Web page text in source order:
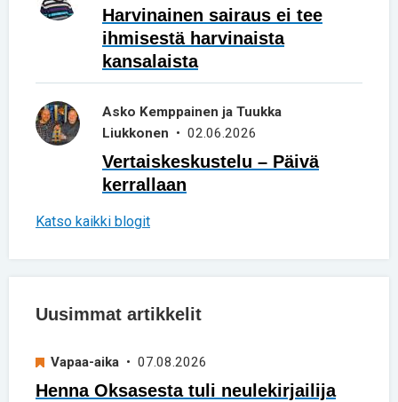
Harvinainen sairaus ei tee
ihmisestä harvinaista
kansalaista
Asko Kemppainen ja Tuukka
Liukkonen • 02.06.2026
Vertaiskeskustelu – Päivä
kerrallaan
Katso kaikki blogit
Uusimmat artikkelit
Vapaa-aika • 07.08.2026
Henna Oksasesta tuli neulekirjailija